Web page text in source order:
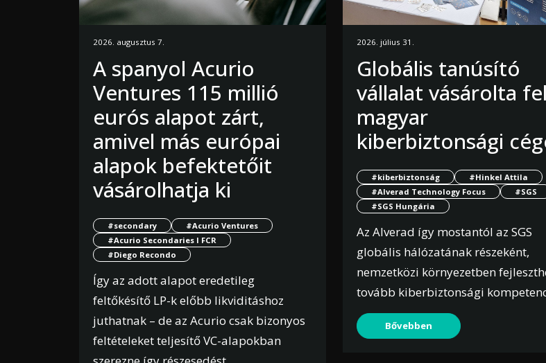
2026. augusztus 7.
A spanyol Acurio
Ventures 115 millió
eurós alapot zárt,
amivel más európai
alapok befektetőit
vásárolhatja ki
#secondary
#Acurio Ventures
#Acurio Secondaries I FCR
#Diego Recondo
Így az adott alapot eredetileg
feltőkésítő LP-k előbb likviditáshoz
juthatnak – de az Acurio csak bizonyos
feltételeket teljesítő VC-alapokban
2026. július 31.
Globális tanúsító
vállalat vásárolta
magyar
kiberbiztonsági
#kiberbiztonság
#Hinkel Attila
#Alverad Technology Focus
#SGS
#SGS Hungária
Az Alverad így mostantól az SGS
globális hálózatának részeként,
nemzetközi környezetben
tovább kiberbiztonsági
Bővebben